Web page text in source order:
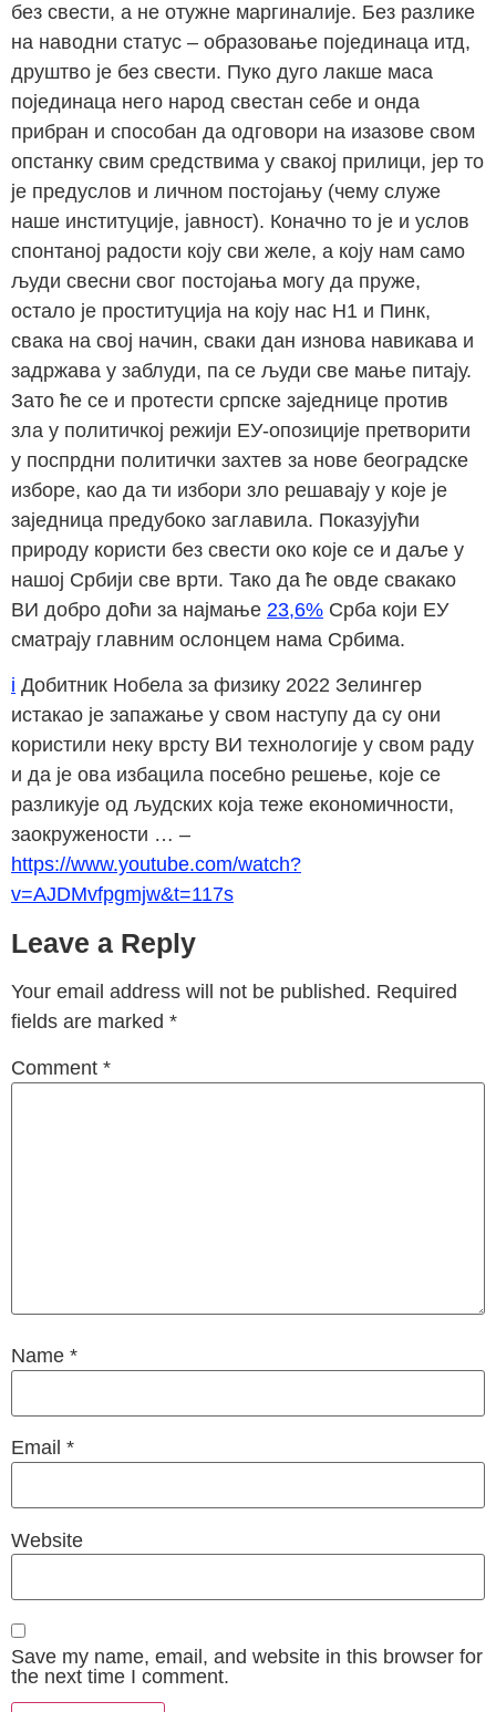
без свести, а не отужне маргиналије. Без разлике
на наводни статус – образовање појединаца итд,
друштво је без свести. Пуко дуго лакше маса
појединаца него народ свестан себе и онда
прибран и способан да одговори на изазове свом
опстанку свим средствима у свакој прилици, јер то
је предуслов и личном постојању (чему служе
наше институције, јавност). Коначно то је и услов
спонтаној радости коју сви желе, а коју нам само
људи свесни свог постојања могу да пруже,
остало је проституција на коју нас Н1 и Пинк,
свака на свој начин, сваки дан изнова навикава и
задржава у заблуди, па се људи све мање питају.
Зато ће се и протести српске заједнице против
зла у политичкој режији ЕУ-опозиције претворити
у поспрдни политички захтев за нове београдске
изборе, као да ти избори зло решавају у које је
заједница предубоко заглавила. Показујући
природу користи без свести око које се и даље у
нашој Србији све врти. Тако да ће овде свакако
ВИ добро доћи за најмање 23,6% Срба који ЕУ
сматрају главним ослонцем нама Србима.
i Добитник Нобела за физику 2022 Зелингер
истакао је запажање у свом наступу да су они
користили неку врсту ВИ технологије у свом раду
и да је ова избацила посебно решење, које се
разликује од људских која теже економичности,
заокружености … –
https://www.youtube.com/watch?
v=AJDMvfpgmjw&t=117s
Leave a Reply
Your email address will not be published. Required
fields are marked *
Comment *
Name *
Email *
Website
Save my name, email, and website in this browser for
the next time I comment.